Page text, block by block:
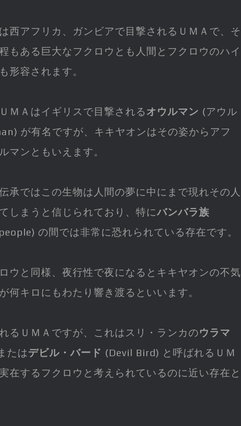
西アフリカ、ガンビアで目撃されるＵＭＡで、そ
もある巨大なフクロウとも人間とフクロウのハイ
形容されます。
ＭＡはイギリスで目撃されるオウルマン (アウル
が有名ですが、キキヤオンはその姿からアフ
マンともいえます。
承ではこの生物は人間の夢に中にまで現れその人
しまうと信じられており、特にバンバラ族
の間では非常に恐れられている存在です。
ウと同様、夜行性で夜になるとキキヤオンの不気
何キロにもわたり響き渡るといいます。
るＵＭＡですが、これはスリ・ランカのウラマ
たはデビル・バード (Devil Bird) と呼ばれるＵＭ
在するフクロウと考えられているのに近い存在と